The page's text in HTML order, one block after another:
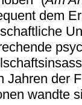
dem
Jahren der
wandte